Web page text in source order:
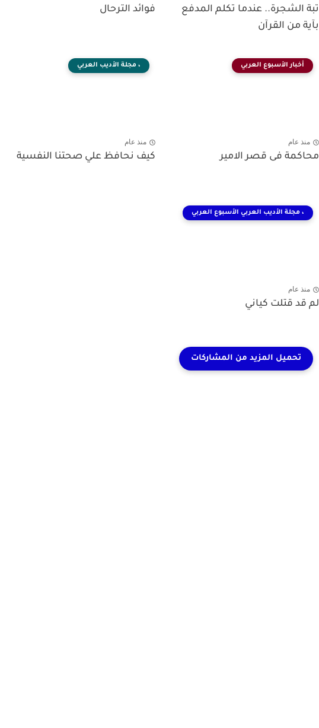
تبة الشجرة.. عندما تكلم المدفع
بآية من القرآن
فوائد الترحال
أخبار الأسبوع العربي
منذ عام
محاكمة فى قصر الامير
، مجلة الأديب العربي
منذ عام
كيف نحافظ علي صحتنا النفسية
، مجلة الأديب العربي الأسبوع العربي
منذ عام
لم قد قتلت كياني